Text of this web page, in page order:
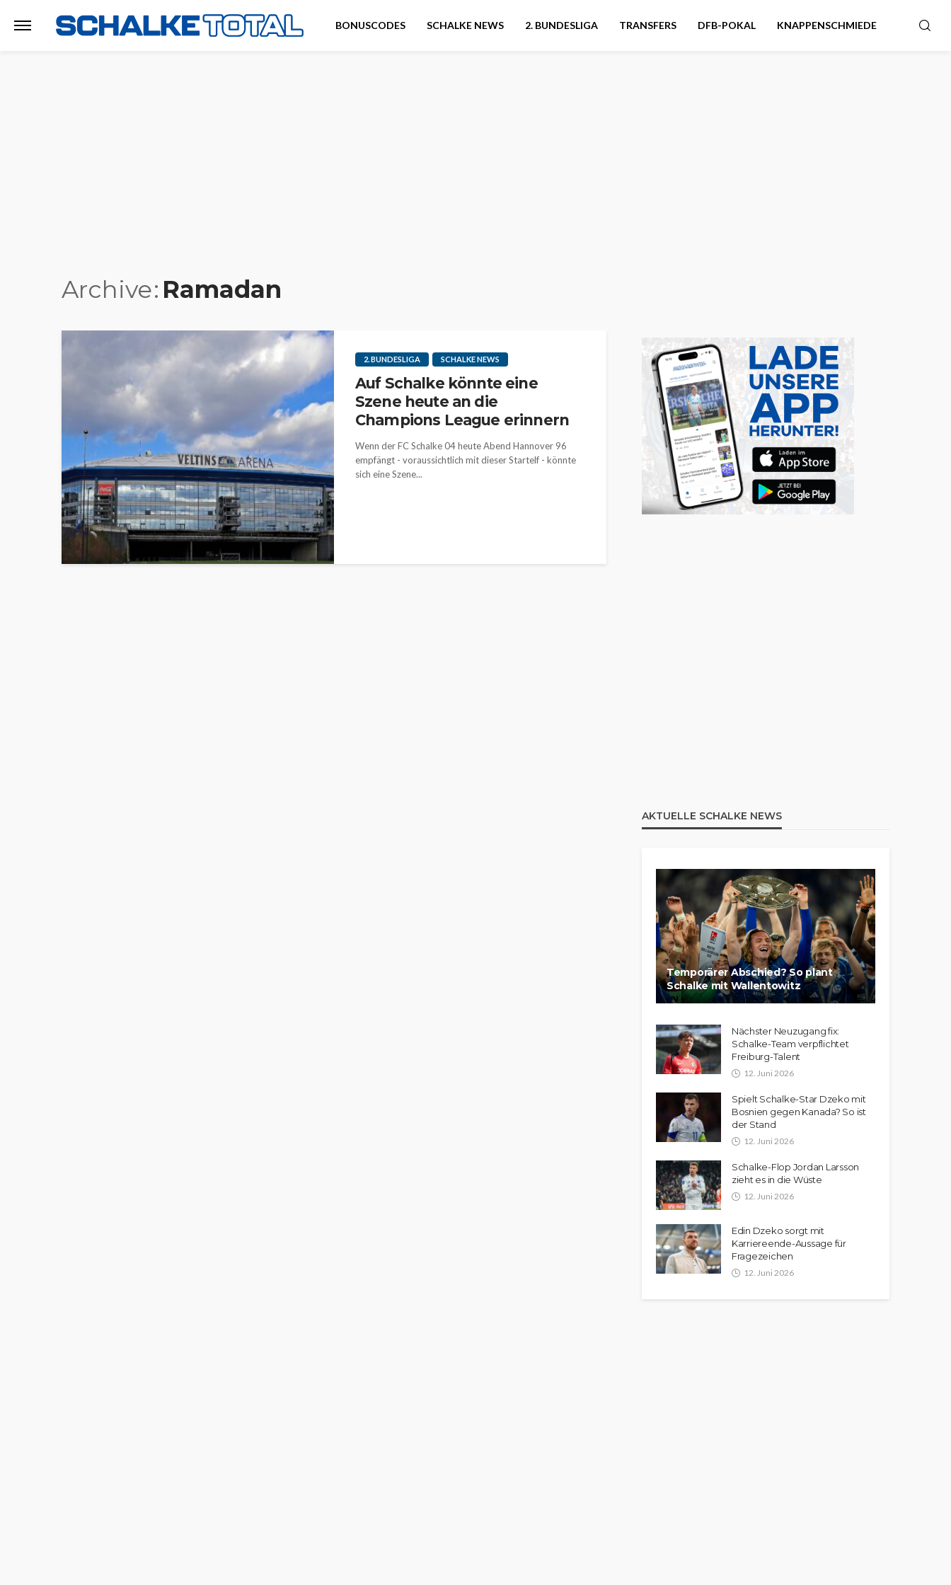
BONUSCODES SCHALKE NEWS 2. BUNDESLIGA TRANSFERS DFB-POKAL KNAPPENSCHMIEDE
Archive Ramadan
2. BUNDESLIGA SCHALKE NEWS
Auf Schalke könnte eine
Szene heute an die
Champions League erinnern
Wenn der FC Schalke 04 heute Abend Hannover 96
empfängt - voraussichtlich mit dieser Startelf - könnte
sich eine Szene...
AKTUELLE SCHALKE NEWS
Temporärer Abschied? So plant
Schalke mit Wallentowitz
Nächster Neuzugang fix:
Schalke-Team verpflichtet
Freiburg-Talent
12. Juni 2026
Spielt Schalke-Star Dzeko mit
Bosnien gegen Kanada? So ist
der Stand
12. Juni 2026
Schalke-Flop Jordan Larsson
zieht es in die Wüste
12. Juni 2026
Edin Dzeko sorgt mit
Karriereende-Aussage für
Fragezeichen
12. Juni 2026